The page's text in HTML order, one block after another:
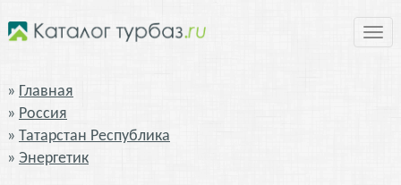
Главная
Россия
Татарстан Республика
Энергетик